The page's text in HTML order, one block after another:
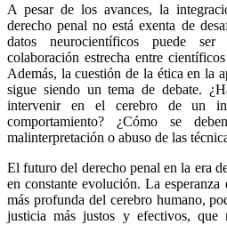
Bluesky
A pesar de los avances, la
derecho penal no está exenta de
datos neurocientíficos puede
colaboración estrecha entre
Además, la cuestión de la ética en la
sigue siendo un tema de debate.
intervenir en el cerebro de un
comportamiento? ¿Cómo se
malinterpretación o abuso de las
El futuro del derecho penal en la era
en constante evolución. La
más profunda del cerebro humano,
justicia más justos y efectivos, que